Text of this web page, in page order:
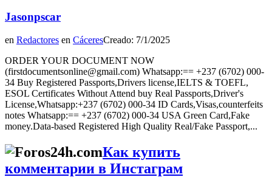
Jasonpscar
en Redactores en CáceresCreado: 7/1/2025
ORDER YOUR DOCUMENT NOW
(firstdocumentsonline@gmail.com) Whatsapp:== +237 (6702) 000-
34 Buy Registered Passports,Drivers license,IELTS & TOEFL,
ESOL Certificates Without Attend buy Real Passports,Driver's
License,Whatsapp:+237 (6702) 000-34 ID Cards,Visas,counterfeits
notes Whatsapp:== +237 (6702) 000-34 USA Green Card,Fake
money.Data-based Registered High Quality Real/Fake Passport,...
Как купить
комментарии в Инстаграм